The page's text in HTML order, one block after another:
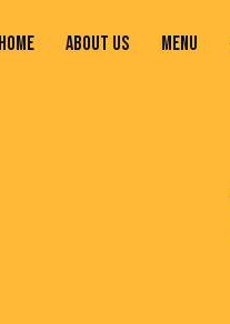
HOME ABOUT US MENU